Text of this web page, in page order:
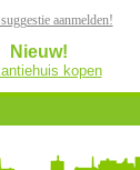
aanmelden!
Nieuw!
kopen